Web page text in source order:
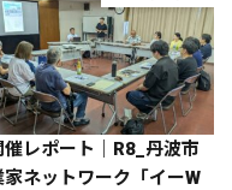
催レポート｜R8_丹波市
家ネットワーク「イーW